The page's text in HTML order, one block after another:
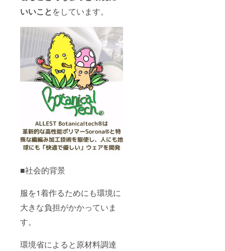
いいことをしています。
■社会的背景
服を1着作るためにも環境に
大きな負担がかかっていま
す。
環境省によると原材料調達